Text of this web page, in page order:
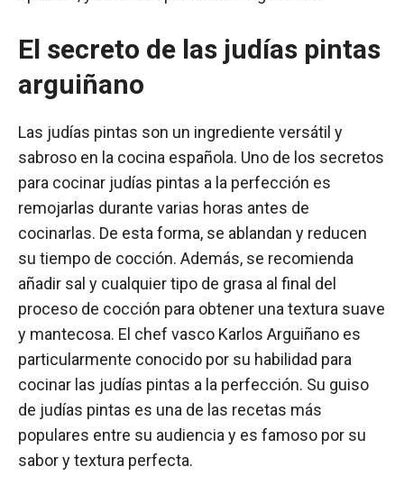
El secreto de las judías pintas
arguiñano
Las judías pintas son un ingrediente versátil y
sabroso en la cocina española. Uno de los secretos
para cocinar judías pintas a la perfección es
remojarlas durante varias horas antes de
cocinarlas. De esta forma, se ablandan y reducen
su tiempo de cocción. Además, se recomienda
añadir sal y cualquier tipo de grasa al final del
proceso de cocción para obtener una textura suave
y mantecosa. El chef vasco Karlos Arguiñano es
particularmente conocido por su habilidad para
cocinar las judías pintas a la perfección. Su guiso
de judías pintas es una de las recetas más
populares entre su audiencia y es famoso por su
sabor y textura perfecta.